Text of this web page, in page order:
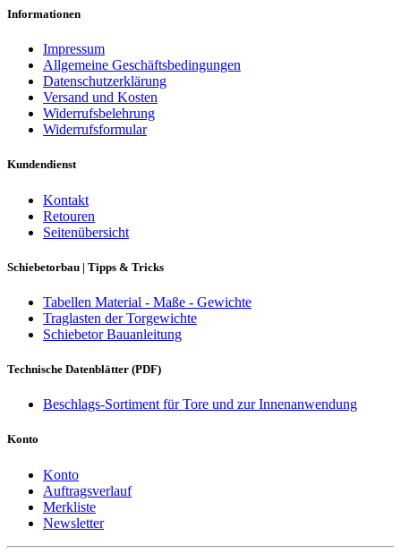
Informationen
Impressum
Allgemeine Geschäftsbedingungen
Datenschutzerklärung
Versand und Kosten
Widerrufsbelehrung
Widerrufsformular
Kundendienst
Kontakt
Retouren
Seitenübersicht
Schiebetorbau | Tipps & Tricks
Tabellen Material - Maße - Gewichte
Traglasten der Torgewichte
Schiebetor Bauanleitung
Technische Datenblätter (PDF)
Beschlags-Sortiment für Tore und zur Innenanwendung
Konto
Konto
Auftragsverlauf
Merkliste
Newsletter